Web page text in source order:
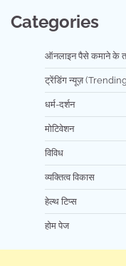
Categories
ऑनलाइन पैसे कमाने के
ट्रेंडिंग न्यूज़
धर्म-दर्शन
मोटिवेशन
विविध
व्यक्तित्व विकास
हेल्थ टिप्स
होम पेज